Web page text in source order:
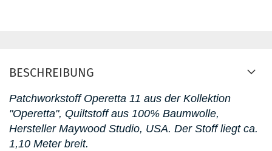
BESCHREIBUNG
Patchworkstoff Operetta 11 aus der Kollektion
"Operetta", Quiltstoff aus 100% Baumwolle,
Hersteller Maywood Studio, USA. Der Stoff liegt ca.
1,10 Meter breit.